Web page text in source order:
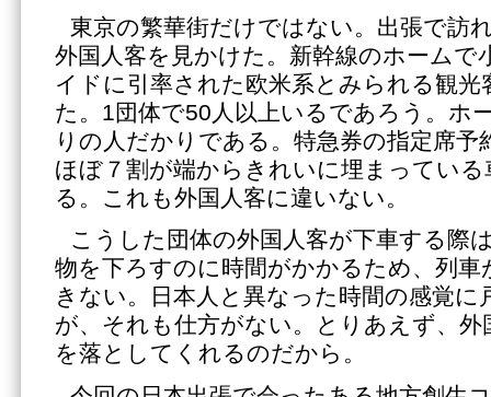
東京の繁華街だけではない。出張で訪
外国人客を見かけた。新幹線のホームで
イドに引率された欧米系とみられる観光
た。1団体で50人以上いるであろう。ホ
りの人だかりである。特急券の指定席予
ほぼ７割が端からきれいに埋まってい
る。これも外国人客に違いない。
こうした団体の外国人客が下車する際
物を下ろすのに時間がかかるため、列車
きない。日本人と異なった時間の感覚に
が、それも仕方がない。とりあえず、外
を落としてくれるのだから。